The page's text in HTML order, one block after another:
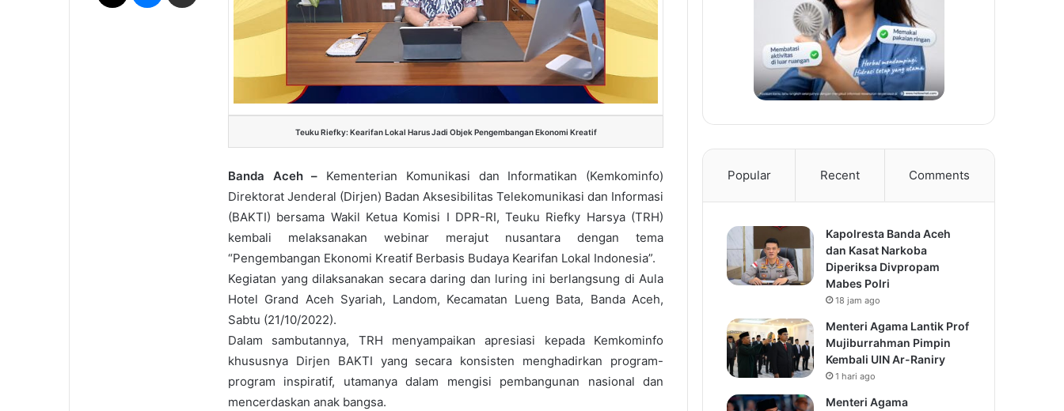
Teuku Riefky: Kearifan Lokal Harus Jadi Objek Pengembangan Ekonomi Kreatif
Banda Aceh – Kementerian Komunikasi dan Informatikan (Kemkominfo)
Direktorat Jenderal (Dirjen) Badan Aksesibilitas Telekomunikasi dan Informasi
(BAKTI) bersama Wakil Ketua Komisi I DPR-RI, Teuku Riefky Harsya (TRH)
kembali melaksanakan webinar merajut nusantara dengan tema
“Pengembangan Ekonomi Kreatif Berbasis Budaya Kearifan Lokal Indonesia”.
Kegiatan yang dilaksanakan secara daring dan luring ini berlangsung di Aula
Hotel Grand Aceh Syariah, Landom, Kecamatan Lueng Bata, Banda Aceh,
Sabtu (21/10/2022).
Dalam sambutannya, TRH menyampaikan apresiasi kepada Kemkominfo
khususnya Dirjen BAKTI yang secara konsisten menghadirkan program-
program inspiratif, utamanya dalam mengisi pembangunan nasional dan
mencerdaskan anak bangsa.
Popular Recent Comments
Kapolresta Banda Aceh
dan Kasat Narkoba
Diperiksa Divpropam
Mabes Polri
18 jam ago
Menteri Agama Lantik Prof
Mujiburrahman Pimpin
Kembali UIN Ar-Raniry
1 hari ago
Menteri Agama